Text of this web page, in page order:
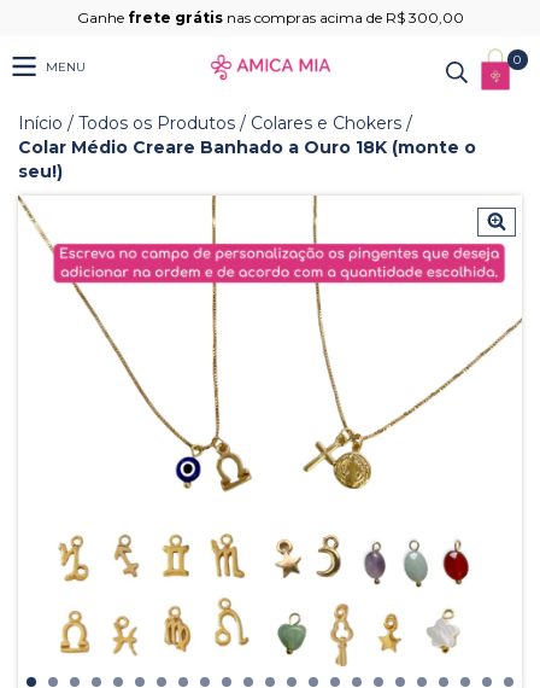
Ganhe frete grátisnas compras acima de R$ 300,00
MENU 0
Início / Todos os Produtos / Colares e Chokers /
Colar Médio Creare Banhado a Ouro 18K (monte o
seu!)